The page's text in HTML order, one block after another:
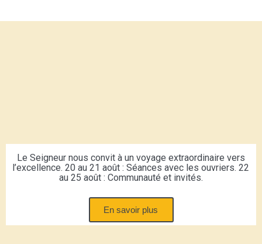
Le Seigneur nous convit à un voyage extraordinaire vers
l’excellence. 20 au 21 août : Séances avec les ouvriers. 22
au 25 août : Communauté et invités.
En savoir plus